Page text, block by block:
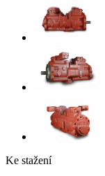
Ke stažení